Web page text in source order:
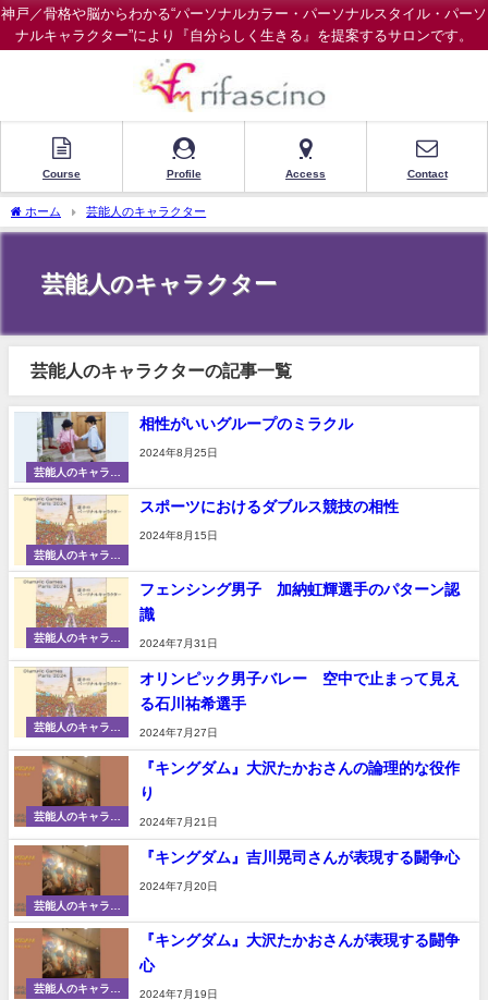
神戸／骨格や脳からわかる“パーソナルカラー・パーソナルスタイル・パーソ
ナルキャラクター”により『自分らしく生きる』を提案するサロンです。
Course Profile Access Contact
ホーム 芸能人のキャラクター
芸能人のキャラクター
芸能人のキャラクターの記事一覧
芸能人のキャラク
ター
相性がいいグループのミラクル
2024年8月25日
芸能人のキャラク
ター
スポーツにおけるダブルス競技の相性
2024年8月15日
芸能人のキャラク
フェンシング男子 加納虹輝選手のパターン認
識
2024年7月31日
芸能人のキャラク
オリンピック男子バレー 空中で止まって見え
る石川祐希選手
2024年7月27日
芸能人のキャラク
『キングダム』大沢たかおさんの論理的な役作
り
2024年7月21日
芸能人のキャラク
ター
『キングダム』吉川晃司さんが表現する闘争心
2024年7月20日
芸能人のキャラク
『キングダム』大沢たかおさんが表現する闘争
心
2024年7月19日